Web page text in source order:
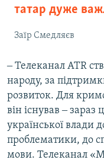
татар дуже
Заїр Смедляєв
‒ Телеканал ATR
народу, за
розвиток. Для
він існував ‒
української влади
проблематики, до
мови. Телеканал